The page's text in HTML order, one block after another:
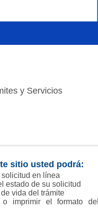
y Servicios
sitio usted podrá:
solicitud en línea
estado de su solicitud
vida del trámite
o imprimir el formato